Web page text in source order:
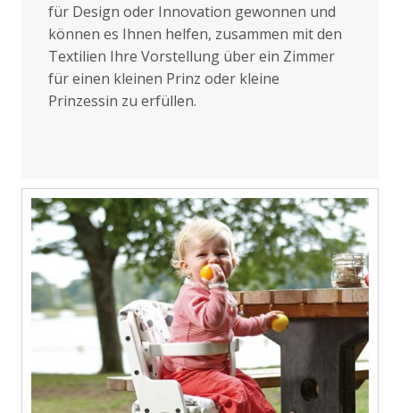
für Design oder Innovation gewonnen und
können es Ihnen helfen, zusammen mit den
Textilien Ihre Vorstellung über ein Zimmer
für einen kleinen Prinz oder kleine
Prinzessin zu erfüllen.